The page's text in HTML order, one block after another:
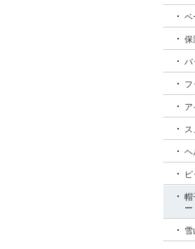
ベ
保
バ
ヘ
帽
ー